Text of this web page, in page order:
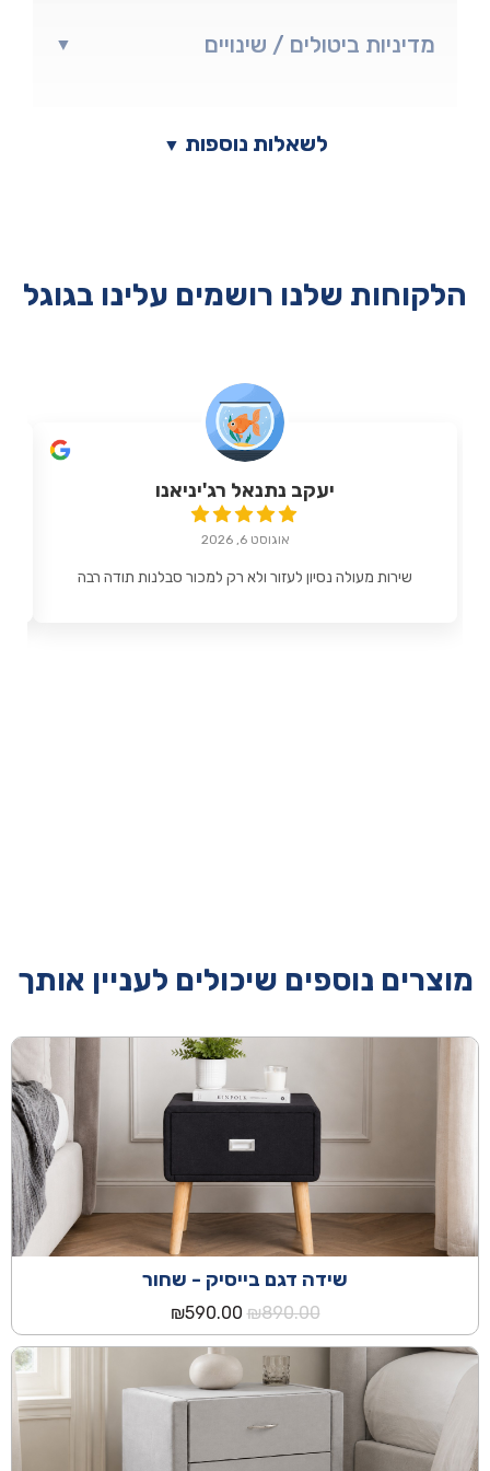
▼ מדיניות ביטולים / שינויים
▼ לשאלות נוספות
הלקוחות שלנו רושמים עלינו בגוגל
יעקב נתנאל רג'יניאנו
אוגוסט 6, 2026
שירות מעולה נסיון לעזור ולא רק למכור סבלנות תודה רבה
מוצרים נוספים שיכולים לעניין אותך
שידה דגם בייסיק - שחור
₪890.00
המחיר
המקורי
היה:
₪890.00.
₪590.00
הנוכחי
הוא: